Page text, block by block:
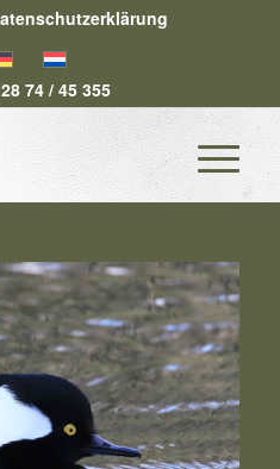
74 / 45 355